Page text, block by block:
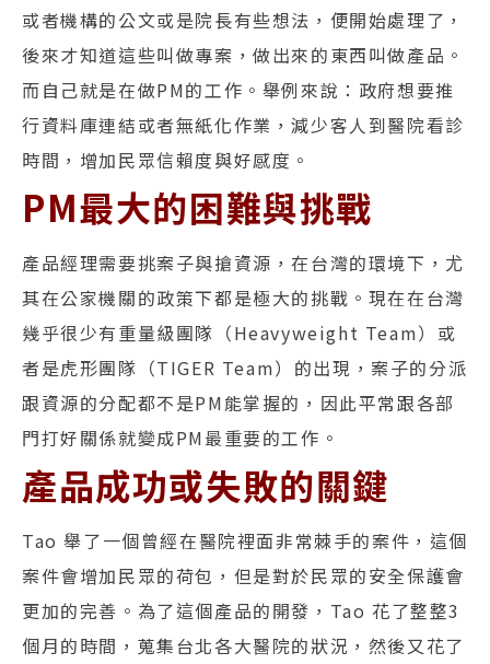
或者機構的公文或是院長有些想法，便開始處理了，
後來才知道這些叫做專案，做出來的東西叫做產品。
而自己就是在做PM的工作。舉例來說：政府想要推
行資料庫連結或者無紙化作業，減少客人到醫院看診
時間，增加民眾信賴度與好感度。
PM最大的困難與挑戰
產品經理需要挑案子與搶資源，在台灣的環境下，尤
其在公家機關的政策下都是極大的挑戰。現在在台灣
幾乎很少有重量級團隊（Heavyweight Team）或
者是虎形團隊（TIGER Team）的出現，案子的分派
跟資源的分配都不是PM能掌握的，因此平常跟各部
門打好關係就變成PM最重要的工作。
產品成功或失敗的關鍵
Tao 舉了一個曾經在醫院裡面非常棘手的案件，這個
案件會增加民眾的荷包，但是對於民眾的安全保護會
更加的完善。為了這個產品的開發，Tao 花了整整3
個月的時間，蒐集台北各大醫院的狀況，然後又花了